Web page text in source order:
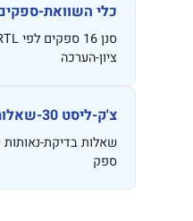
כלי השוואת-
ציון-הערכה
צ'ק-ליסט 30-שאלות
שאלות בדיקת-
ספק